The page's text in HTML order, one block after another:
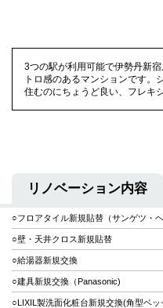
3つの駅が利用可能で伊勢丹新
トロ感のあるマンションです。
住むのにちょうど良い、フレキ
リノベーション内容
○フロアタイル新規貼替（サンゲツ・
○壁・天井クロス新規貼替
○給湯器新規交換
○建具新規交換（Panasonic)
○LIXIL製洗面化粧台新規交換(角型ベッ